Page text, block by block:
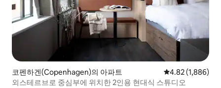
코펜하겐(Copenhagen)의 아파트 평점 4.82점(5점
4.82 (1,886)
외스테르브로 중심부에 위치한 2인용 현대식 스튜디오